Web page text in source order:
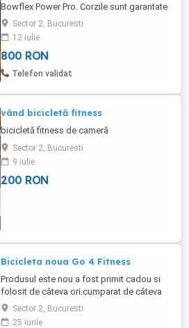
Bowflex Power Pro. Corzile sunt garantate
pe viață iar pentru celelalte piese cum ar fi
franghiile metalice dispun de o rezerva.
Se pot lucra toate grupele de mușchi și
când este strâns ocupa spațiu mic
Desfăcut complet necesita un spațiu de
Sector 2, Bucuresti
12 iulie
800 RON
Telefon validat
vând bicicletă fitness
bicicletă fitness de cameră
Sector 2, Bucuresti
9 iulie
200 RON
Bicicleta noua Go 4 Fitness
Produsul este nou a fost primit cadou si
folosit de câteva ori.cumparat de câteva
luni. Pret de nou 799 lei pret vanzare 450
lei.
Sector 2, Bucuresti
25 iunie